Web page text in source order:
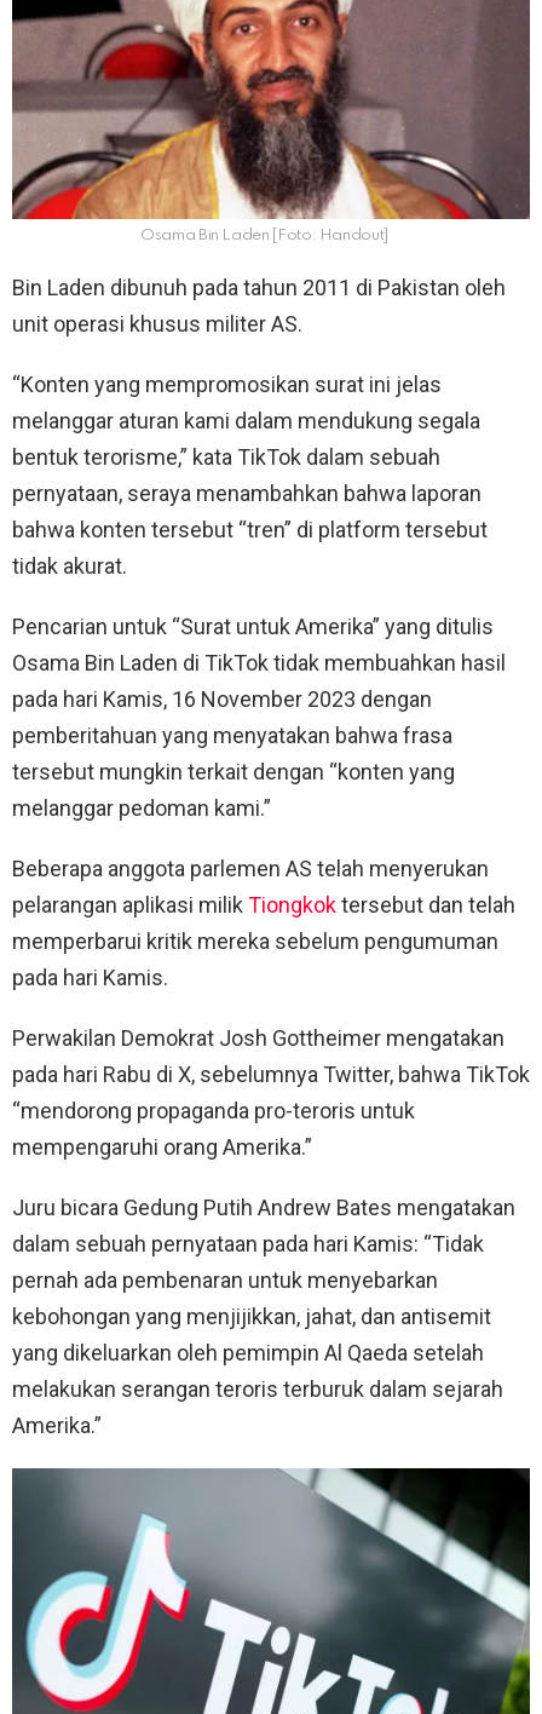
Osama Bin Laden [Foto: Handout]
Bin Laden dibunuh pada tahun 2011 di Pakistan oleh
unit operasi khusus militer AS.
“Konten yang mempromosikan surat ini jelas
melanggar aturan kami dalam mendukung segala
bentuk terorisme,” kata TikTok dalam sebuah
pernyataan, seraya menambahkan bahwa laporan
bahwa konten tersebut “tren” di platform tersebut
tidak akurat.
Pencarian untuk “Surat untuk Amerika” yang ditulis
Osama Bin Laden di TikTok tidak membuahkan hasil
pada hari Kamis, 16 November 2023 dengan
pemberitahuan yang menyatakan bahwa frasa
tersebut mungkin terkait dengan “konten yang
melanggar pedoman kami.”
Beberapa anggota parlemen AS telah menyerukan
pelarangan aplikasi milik Tiongkoktersebut dan telah
memperbarui kritik mereka sebelum pengumuman
pada hari Kamis.
Perwakilan Demokrat Josh Gottheimer mengatakan
pada hari Rabu di X, sebelumnya Twitter, bahwa TikTok
“mendorong propaganda pro-teroris untuk
mempengaruhi orang Amerika.”
Juru bicara Gedung Putih Andrew Bates mengatakan
dalam sebuah pernyataan pada hari Kamis: “Tidak
pernah ada pembenaran untuk menyebarkan
kebohongan yang menjijikkan, jahat, dan antisemit
yang dikeluarkan oleh pemimpin Al Qaeda setelah
melakukan serangan teroris terburuk dalam sejarah
Amerika.”